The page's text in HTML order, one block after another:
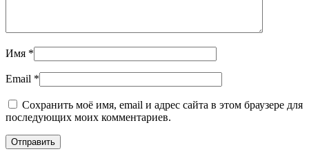
Имя *
Email *
Сохранить моё имя, email и адрес сайта в этом браузере для
последующих моих комментариев.